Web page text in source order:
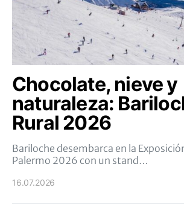
Chocolate, nieve y
naturaleza:
Rural 2026
Bariloche desembarca en la
Palermo 2026 con un stand…
16.07.2026